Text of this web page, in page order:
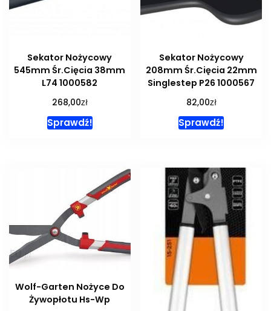
Sekator Nożycowy
545mm Śr.Cięcia 38mm
L74 1000582
268,00zł
Sprawdź!
Sekator Nożycowy
208mm Śr.Cięcia 22mm
Singlestep P26 1000567
82,00zł
Sprawdź!
Wolf-Garten Nożyce Do
Żywopłotu Hs-Wp